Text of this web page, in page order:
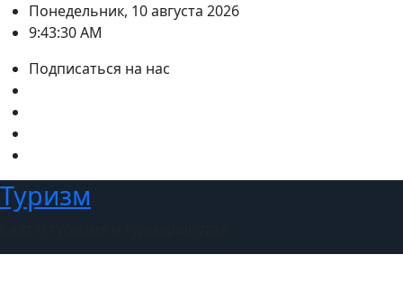
ПерейтиПонедельник, 10 августа 2026
9:43:30 AM
Подписаться на нас
Туризм